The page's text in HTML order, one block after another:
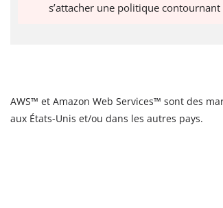
s’attacher une politique
AWS™ et Amazon Web Services™ sont des
aux États-Unis et/ou dans les autres pays.